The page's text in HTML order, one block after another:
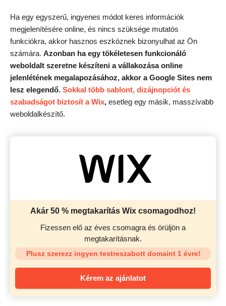
Ha egy egyszerű, ingyenes módot keres információk
megjelenítésére online, és nincs szüksége mutatós
funkciókra, akkor hasznos eszköznek bizonyulhat az Ön
számára. Azonban ha egy tökéletesen funkcionáló
weboldalt szeretne készíteni a vállakozása online
jelenlétének megalapozásához, akkor a Google Sites nem
lesz elegendő. Sokkal több sablont, dizájnopciót és
szabadságot biztosít a Wix, esetleg egy másik, masszívabb
weboldalkészítő.
Akár 50 % megtakarítás Wix csomagodhoz!
Fizessen elő az éves csomagra és örüljön a
megtakarításnak.
Plusz szerezz ingyen testreszabott domaint 1 évre!
Kérem az ajánlatot